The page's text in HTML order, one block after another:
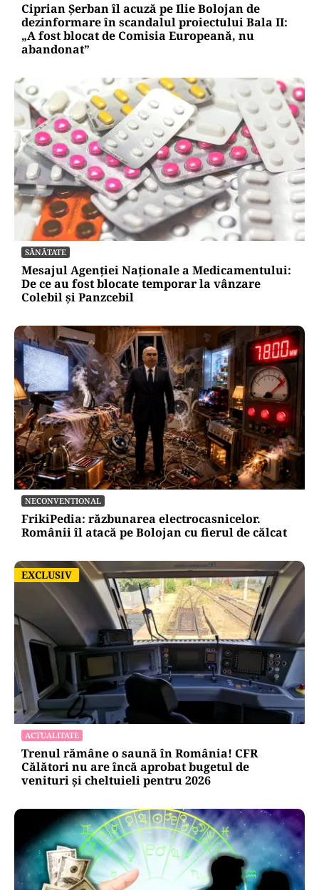
Ciprian Șerban îl acuză pe Ilie Bolojan de
dezinformare în scandalul proiectului Bala II:
„A fost blocat de Comisia Europeană, nu
abandonat”
SĂNĂTATE
Mesajul Agenției Naționale a Medicamentului:
De ce au fost blocate temporar la vânzare
Colebil și Panzcebil
NECONVENTIONAL
FrikiPedia: răzbunarea electrocasnicelor.
Românii îl atacă pe Bolojan cu fierul de călcat
EXCLUSIV
EXCLUSIV
ACTUALITATE
Trenul rămâne o saună în România! CFR
Călători nu are încă aprobat bugetul de
venituri și cheltuieli pentru 2026